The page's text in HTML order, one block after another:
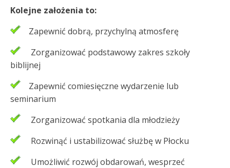
Kolejne założenia to:
Zapewnić dobrą, przychylną atmosferę
Zorganizować podstawowy zakres szkoły
biblijnej
Zapewnić comiesięczne wydarzenie lub
seminarium
Zorganizować spotkania dla młodzieży
Rozwinąć i ustabilizować służbę w Płocku
Umożliwić rozwój obdarowań, wesprzeć